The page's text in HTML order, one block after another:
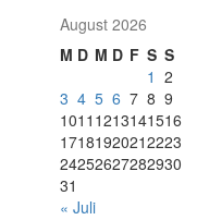
August 2026
M D M D F S S
1 2
3 4 5 6 7 8 9
1011 1213141516
17181920212223
24252627282930
31
« Juli